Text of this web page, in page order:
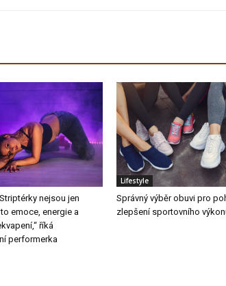
nejsou jen
emoce, energie a
říká
performerka
Lifestyle
Správný výběr obuvi pro
zlepšení sportovního